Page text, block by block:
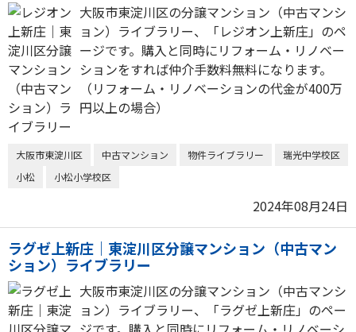
大阪市東淀川区の分譲マンション（中古マンシ
ョン）ライブラリー、「レジオン上新庄」のペ
ージです。購入と同時にリフォーム・リノベー
ションをすれば仲介手数料無料になります。
（リフォーム・リノベーションの代金が400万
円以上の場合）
大阪市東淀川区 中古マンション 物件ライブラリー
瑞光中学校区
小松
小松小学校区
2024年08月24日
ラグゼ上新庄｜東淀川区分譲マンション（中古マン
ション）ライブラリー
大阪市東淀川区の分譲マンション（中古マンシ
ョン）ライブラリー、「ラグゼ上新庄」のペー